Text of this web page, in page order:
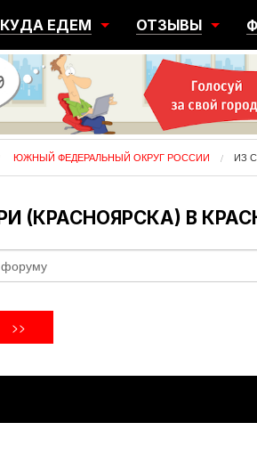
КУДА ЕДЕМ
ГОРОДА
РЕГИОНЫ
ОТЗЫВЫ
ПЕРЕЕЗДЫ
ЭМИГРАЦИЯ
ЮЖНЫЙ ФЕДЕРАЛЬНЫЙ ОКРУГ РОССИИ ИЗ
(КРАСНОЯРСКА) В